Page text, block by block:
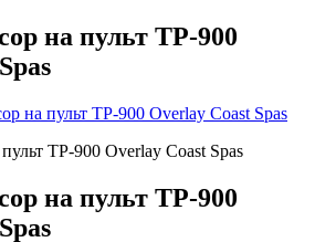
на пульт TP-900
на пульт TP-900